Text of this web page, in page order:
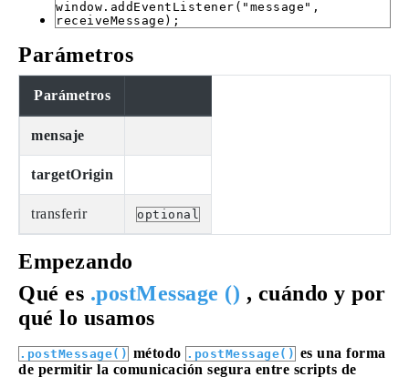
window.addEventListener("message",
receiveMessage);
Parámetros
Parámetros
mensaje
targetOrigin
transferir optional
Empezando
Qué es .postMessage () , cuándo y por
qué lo usamos
.postMessage() método .postMessage() es una forma
de permitir la comunicación segura entre scripts de